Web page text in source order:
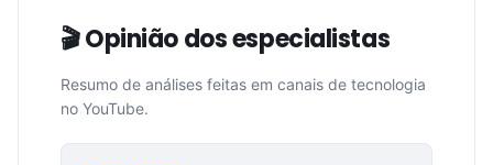
🎬 Opinião dos especialistas
Resumo de análises feitas em canais de tecnologia
no YouTube.